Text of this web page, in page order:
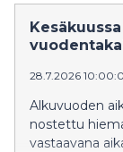
högre än för
stuglånen än
månaders
28.7.2026
Alkuvuoden
nostettu
vastaavana